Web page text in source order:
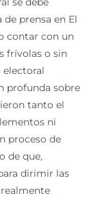
prensa en El
contar con un
frívolas o sin
electoral
profunda sobre
tanto el
ni
proceso de
de que,
dirimir las